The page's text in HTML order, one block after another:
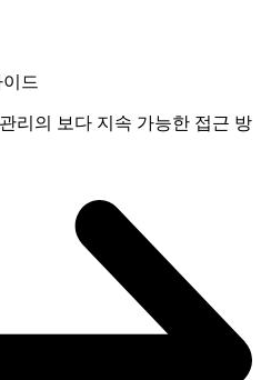
드
리의 보다 지속 가능한 접근 방